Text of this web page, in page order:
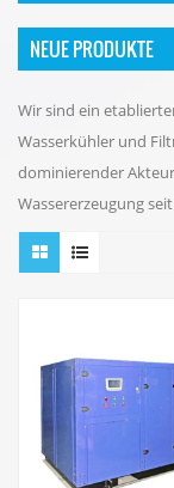
NEUE PRODUKTE
Wir sind ein
Wasserkühler und
dominierender
Wassererzeugung